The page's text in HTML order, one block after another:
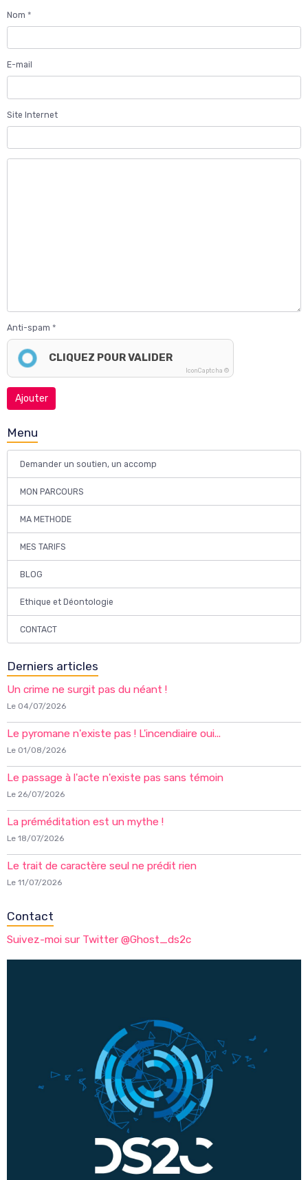
Nom
E-mail
Site Internet
Anti-spam
CLIQUEZ POUR VALIDER
IconCaptcha ©
Ajouter
Menu
Demander un soutien, un accomp
MON PARCOURS
MA METHODE
MES TARIFS
BLOG
Ethique et Déontologie
CONTACT
Derniers articles
Un crime ne surgit pas du néant !
Le 04/07/2026
Le pyromane n'existe pas ! L'incendiaire oui...
Le 01/08/2026
Le passage à l'acte n'existe pas sans témoin
Le 26/07/2026
La préméditation est un mythe !
Le 18/07/2026
Le trait de caractère seul ne prédit rien
Le 11/07/2026
Contact
Suivez-moi sur Twitter @Ghost_ds2c